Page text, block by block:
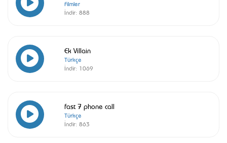
Filmler
İndir: 888
Ek Villain
Türkçe
İndir: 1069
fast 7 phone call
Türkçe
İndir: 863